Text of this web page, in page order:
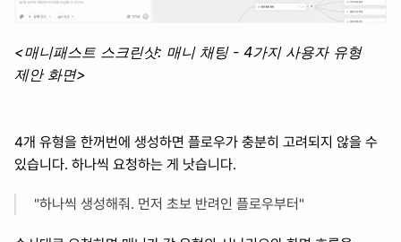
<매니패스트 스크린샷: 매니 채팅 - 4가지 사용자 유형
제안 화면>
4개 유형을 한꺼번에 생성하면 플로우가 충분히 고려되지 않을 수
있습니다. 하나씩 요청하는 게 낫습니다.
"하나씩 생성해줘. 먼저 초보 반려인 플로우부터"